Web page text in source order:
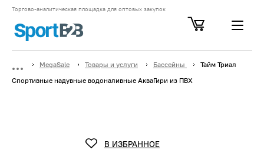
Торгово-аналитическая площадка для оптовых закупок
MegaSale Товары и услуги Бассейны
Тайм Триал
Спортивные надувные водоналивные АкваГири из ПВХ
В ИЗБРАННОЕ